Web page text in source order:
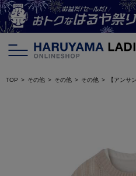
TOP その他 その他 その他 【アンサ